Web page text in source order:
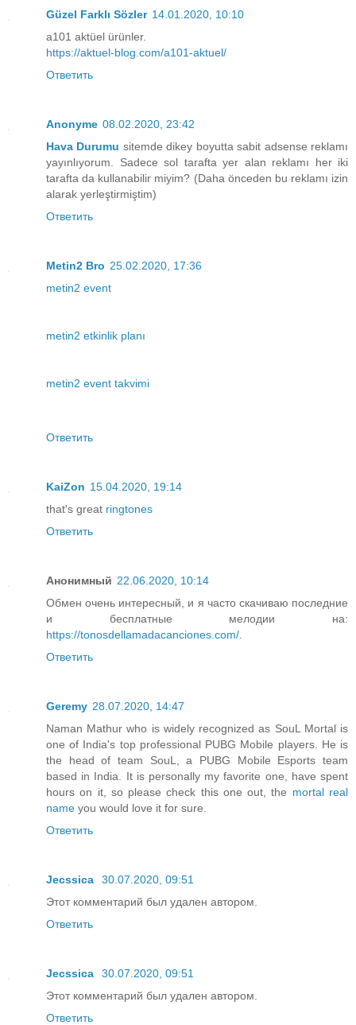
Güzel Farklı Sözler 14.01.2020, 10:10
a101 aktüel ürünler.
https://aktuel-blog.com/a101-aktuel/
Ответить
Anonyme 08.02.2020, 23:42
Hava Durumu sitemde dikey boyutta sabit adsense reklamı
yayınlıyorum. Sadece sol tarafta yer alan reklamı her iki
tarafta da kullanabilir miyim? (Daha önceden bu reklamı izin
alarak yerleştirmiştim)
Ответить
Metin2 Bro 25.02.2020, 17:36
metin2 event
metin2 etkinlik planı
metin2 event takvimi
Ответить
KaiZon 15.04.2020, 19:14
that's great ringtones
Ответить
Анонимный 22.06.2020, 10:14
Обмен очень интересный, и я часто скачиваю последние
и бесплатные мелодии на:
https://tonosdellamadacanciones.com/
Ответить
Geremy 28.07.2020, 14:47
Naman Mathur who is widely recognized as SouL Mortal is
one of India's top professional PUBG Mobile players. He is
the head of team SouL, a PUBG Mobile Esports team
based in India. It is personally my favorite one, have spent
hours on it, so please check this one out, the mortal real
name you would love it for sure.
Ответить
Jecssica
30.07.2020, 09:51
Этот комментарий был удален автором.
Ответить
Jecssica
30.07.2020, 09:51
Этот комментарий был удален автором.
Ответить